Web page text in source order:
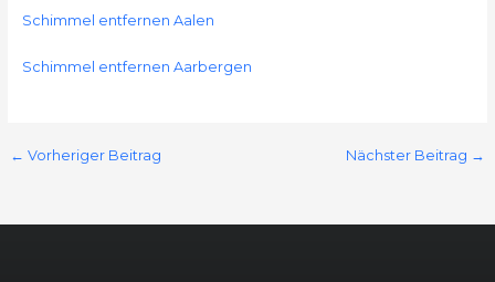
Schimmel entfernen Aalen
Schimmel entfernen Aarbergen
← Vorheriger Beitrag Nächster Beitrag →